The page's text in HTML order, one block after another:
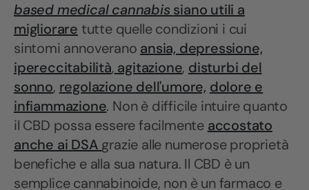
based medical cannabissiano utili a
migliorare tutte quelle condizioni i cui
sintomi annoverano ansia, depressione,
ipereccitabilità, agitazione, disturbi del
sonno, regolazione dell'umore, dolore e
infiammazione. Non è difficile intuire quanto
il CBD possa essere facilmente accostato
anche ai DSA grazie alle numerose proprietà
benefiche e alla sua natura. Il CBD è un
semplice cannabinoide, non è un farmaco e